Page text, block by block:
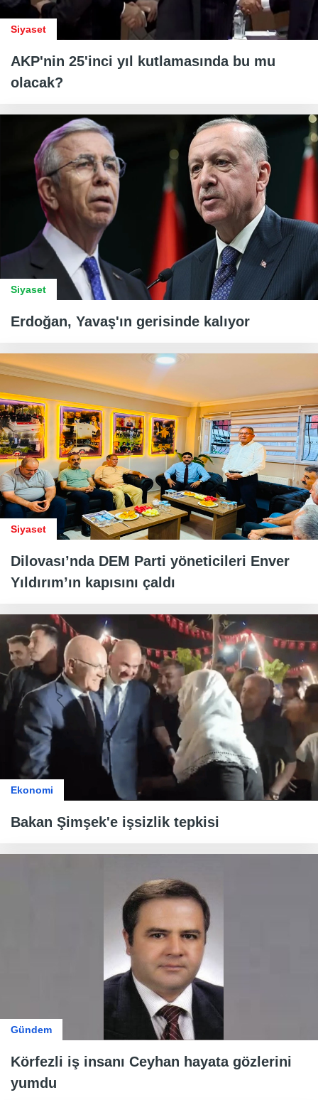
Siyaset
AKP'nin 25'inci yıl kutlamasında bu mu
olacak?
Siyaset
Erdoğan, Yavaş'ın gerisinde kalıyor
Siyaset
Dilovası’nda DEM Parti yöneticileri Enver
Yıldırım’ın kapısını çaldı
Ekonomi
Bakan Şimşek'e işsizlik tepkisi
Gündem
Körfezli iş insanı Ceyhan hayata gözlerini
yumdu